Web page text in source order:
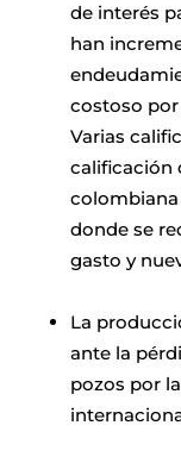
de interés
han
costoso
Varias
calificación
colombiana
donde se
gasto y
La
ante la
pozos por